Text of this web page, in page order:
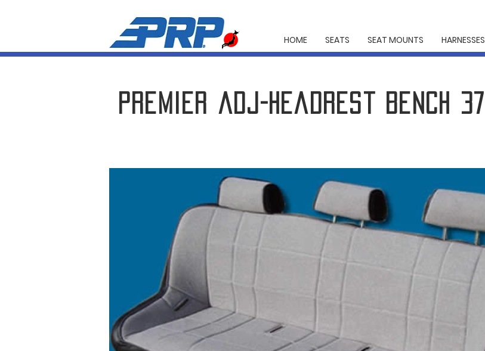
HOME SEATS SEAT MOUNTS HARNESSES
premier adj-headrest bench 37